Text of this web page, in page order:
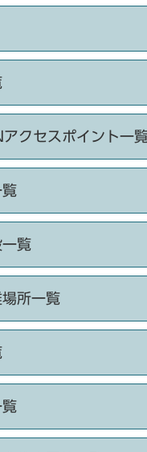
クセスポイント一
覧
所一覧